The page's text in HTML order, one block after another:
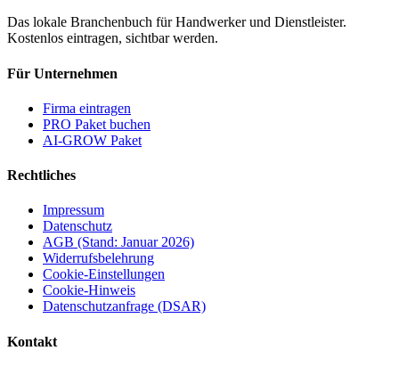
Das lokale Branchenbuch für Handwerker und Dienstleister.
Kostenlos eintragen, sichtbar werden.
Für Unternehmen
Firma eintragen
PRO Paket buchen
AI-GROW Paket
Rechtliches
Impressum
Datenschutz
AGB (Stand: Januar 2026)
Widerrufsbelehrung
Cookie-Einstellungen
Cookie-Hinweis
Datenschutzanfrage (DSAR)
Kontakt